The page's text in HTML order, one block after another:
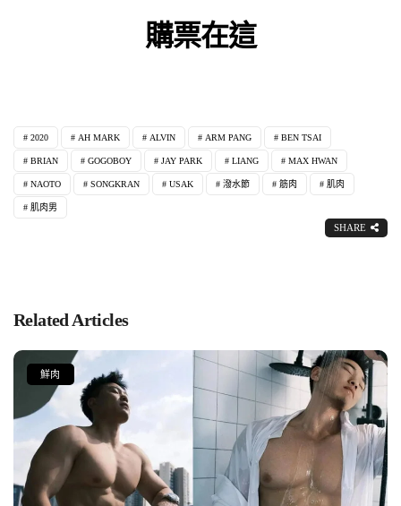
購票在這
2020 AH MARK ALVIN ARM PANG BEN TSAI
BRIAN GOGOBOY JAY PARK LIANG MAX HWAN
NAOTO SONGKRAN USAK 潑水節 筋肉 肌肉
肌肉男
SHARE
Related Articles
鮮肉